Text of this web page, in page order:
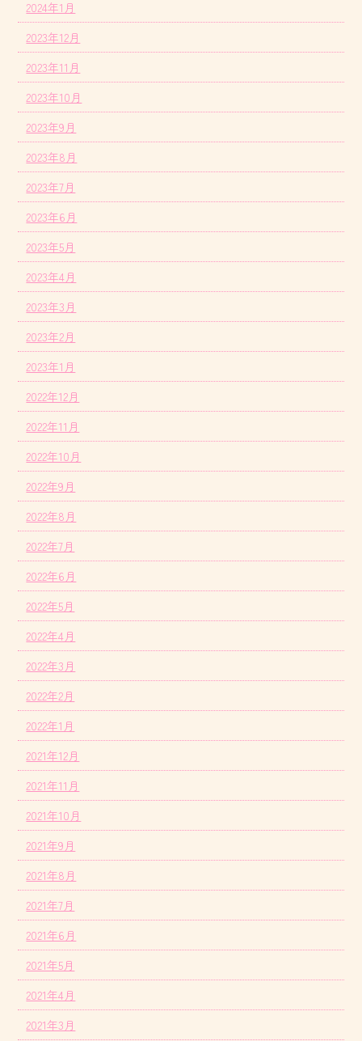
2024年1月
2023年12月
2023年11月
2023年10月
2023年9月
2023年8月
2023年7月
2023年6月
2023年5月
2023年4月
2023年3月
2023年2月
2023年1月
2022年12月
2022年11月
2022年10月
2022年9月
2022年8月
2022年7月
2022年6月
2022年5月
2022年4月
2022年3月
2022年2月
2022年1月
2021年12月
2021年11月
2021年10月
2021年9月
2021年8月
2021年7月
2021年6月
2021年5月
2021年4月
2021年3月